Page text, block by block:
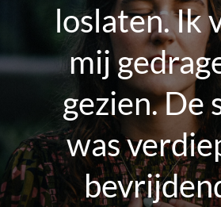
loslaten. Ik
mij
gezien. De
was